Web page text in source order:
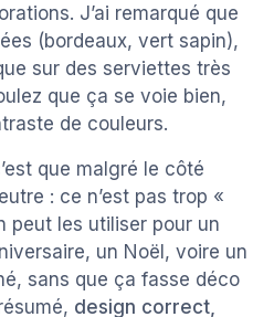
J’ai remarqué que
(bordeaux, vert sapin),
sur des serviettes très
que ça se voie bien,
de couleurs.
que malgré le côté
: ce n’est pas trop «
peut les utiliser pour un
un Noël, voire un
sans que ça fasse déco
design correct,